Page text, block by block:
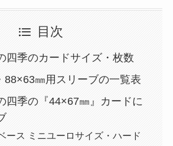
目次
四季のカードサイズ・枚数
88×63㎜用スリーブの一覧表
四季の『44×67㎜』カードに
ース ミニユーロサイズ・ハード